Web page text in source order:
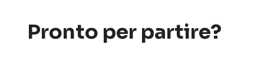
Pronto per partire?